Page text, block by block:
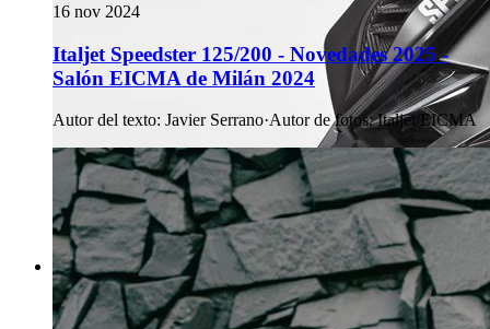
16 nov 2024
Italjet Speedster 125/200 - Novedades 2025 -
Salón EICMA de Milán 2024
Autor del texto: Javier Serrano·Autor de fotos: Italjet/EICMA